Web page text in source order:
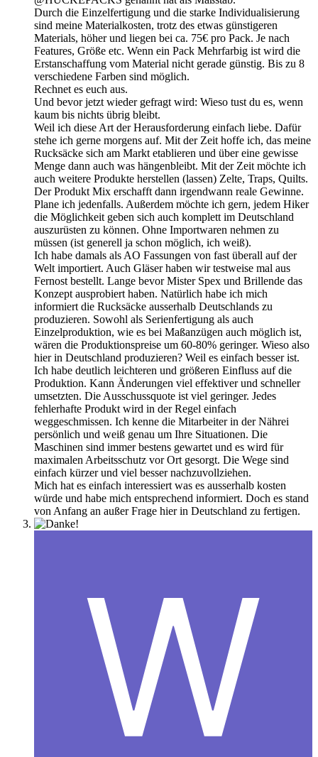
Durch die Einzelfertigung und die starke Individualisierung
sind meine Materialkosten, trotz des etwas günstigeren
Materials, höher und liegen bei ca. 75€ pro Pack. Je nach
Features, Größe etc. Wenn ein Pack Mehrfarbig ist wird die
Erstanschaffung vom Material nicht gerade günstig. Bis zu 8
verschiedene Farben sind möglich.
Rechnet es euch aus.
Und bevor jetzt wieder gefragt wird: Wieso tust du es, wenn
kaum bis nichts übrig bleibt.
Weil ich diese Art der Herausforderung einfach liebe. Dafür
stehe ich gerne morgens auf. Mit der Zeit hoffe ich, das meine
Rucksäcke sich am Markt etablieren und über eine gewisse
Menge dann auch was hängenbleibt. Mit der Zeit möchte ich
auch weitere Produkte herstellen (lassen) Zelte, Traps, Quilts.
Der Produkt Mix erschafft dann irgendwann reale Gewinne.
Plane ich jedenfalls. Außerdem möchte ich gern, jedem Hiker
die Möglichkeit geben sich auch komplett im Deutschland
auszurüsten zu können. Ohne Importwaren nehmen zu
müssen (ist generell ja schon möglich, ich weiß).
Ich habe damals als AO Fassungen von fast überall auf der
Welt importiert. Auch Gläser haben wir testweise mal aus
Fernost bestellt. Lange bevor Mister Spex und Brillende das
Konzept ausprobiert haben. Natürlich habe ich mich
informiert die Rucksäcke ausserhalb Deutschlands zu
produzieren. Sowohl als Serienfertigung als auch
Einzelproduktion, wie es bei Maßanzügen auch möglich ist,
wären die Produktionspreise um 60-80% geringer. Wieso also
hier in Deutschland produzieren? Weil es einfach besser ist.
Ich habe deutlich leichteren und größeren Einfluss auf die
Produktion. Kann Änderungen viel effektiver und schneller
umsetzten. Die Ausschussquote ist viel geringer. Jedes
fehlerhafte Produkt wird in der Regel einfach
weggeschmissen. Ich kenne die Mitarbeiter in der Nährei
persönlich und weiß genau um Ihre Situationen. Die
Maschinen sind immer bestens gewartet und es wird für
maximalen Arbeitsschutz vor Ort gesorgt. Die Wege sind
einfach kürzer und viel besser nachzuvollziehen.
Mich hat es einfach interessiert was es ausserhalb kosten
würde und habe mich entsprechend informiert. Doch es stand
von Anfang an außer Frage hier in Deutschland zu fertigen.